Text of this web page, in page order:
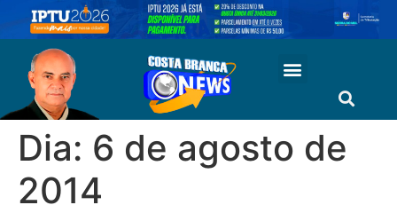
Dia: 6 de agosto de
2014